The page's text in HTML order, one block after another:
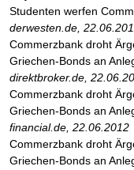
Studenten werfen
derwesten.de,
Commerzbank droht
Griechen-Bonds an
direktbroker.de,
Commerzbank droht
Griechen-Bonds an
financial.de, 22.06.2012
Commerzbank droht
Griechen-Bonds an